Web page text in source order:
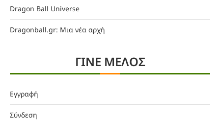
Dragon Ball Universe
Dragonball.gr: Μια νέα αρχή
ΓΙΝΕ ΜΕΛΟΣ
Εγγραφή
Σύνδεση